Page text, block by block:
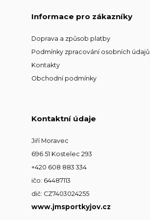
Informace pro zákazníky
Doprava a způsob platby
Podmínky zpracování osobních údajů
Kontakty
Obchodní podmínky
Kontaktní údaje
Jiří Moravec
696 51 Kostelec 293
+420 608 883 334
ičo: 64487113
dič: CZ7403024255
www.jmsportkyjov.cz